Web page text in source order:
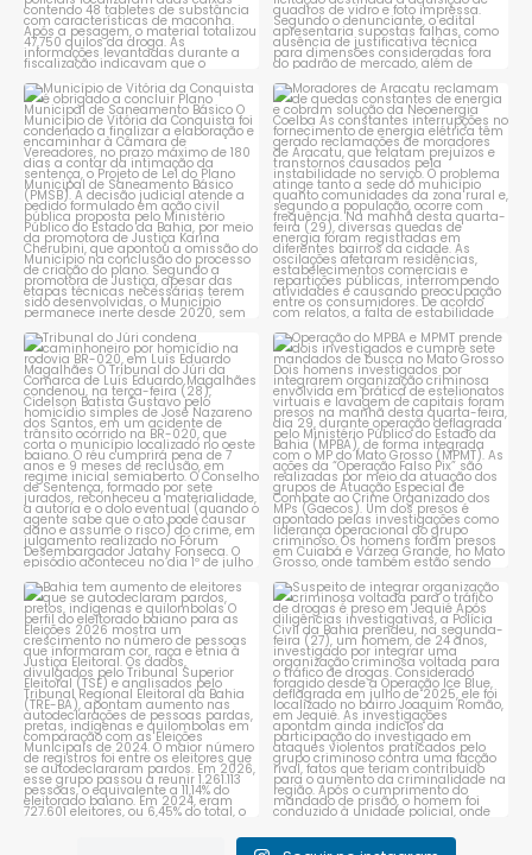
Município de Vitória da
Conquista é obrigado a...
1 0
Moradores de Aracatu
reclamam de quedas
constantes ...
1 0
Tribunal do Júri condena
caminhoneiro por...
1 0
Operação do MPBA e MPMT
prende dois investigados e...
1 0
Bahia tem aumento de eleitores
que se autodeclaram...
1 0
Suspeito de integrar
organização criminosa
voltada...
1 0